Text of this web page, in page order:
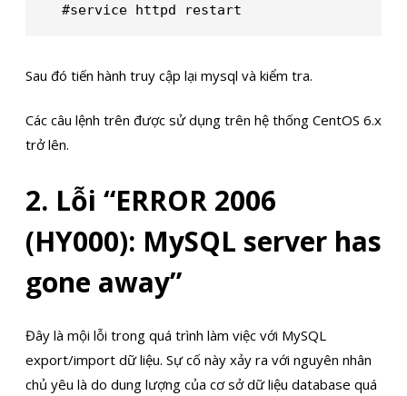
#service httpd restart
Sau đó tiến hành truy cập lại mysql và kiểm tra.
Các câu lệnh trên được sử dụng trên hệ thống CentOS 6.x
trở lên.
2. Lỗi “ERROR 2006
(HY000): MySQL server has
gone away”
Đây là mội lỗi trong quá trình làm việc với MySQL
export/import dữ liệu. Sự cố này xảy ra với nguyên nhân
chủ yêu là do dung lượng của cơ sở dữ liệu database quá